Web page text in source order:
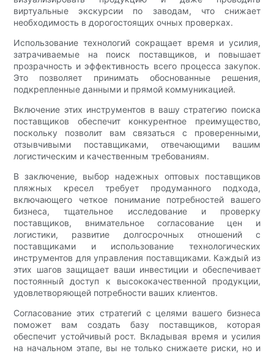
виртуальные экскурсии по заводам, что снижает
необходимость в дорогостоящих очных проверках.
Использование технологий сокращает время и усилия,
затрачиваемые на поиск поставщиков, и повышает
прозрачность и эффективность всего процесса закупок.
Это позволяет принимать обоснованные решения,
подкрепленные данными и прямой коммуникацией.
Включение этих инструментов в вашу стратегию поиска
поставщиков обеспечит конкурентное преимущество,
поскольку позволит вам связаться с проверенными,
отзывчивыми поставщиками, отвечающими вашим
логистическим и качественным требованиям.
В заключение, выбор надежных оптовых поставщиков
пляжных кресел требует продуманного подхода,
включающего четкое понимание потребностей вашего
бизнеса, тщательное исследование и проверку
поставщиков, внимательное согласование цен и
логистики, развитие долгосрочных отношений с
поставщиками и использование технологических
инструментов для управления поставщиками. Каждый из
этих шагов защищает ваши инвестиции и обеспечивает
постоянный доступ к высококачественной продукции,
удовлетворяющей потребности ваших клиентов.
Согласование этих стратегий с целями вашего бизнеса
поможет вам создать базу поставщиков, которая
обеспечит устойчивый рост. Вкладывая время и усилия
на начальном этапе, вы не только снижаете риски, но и